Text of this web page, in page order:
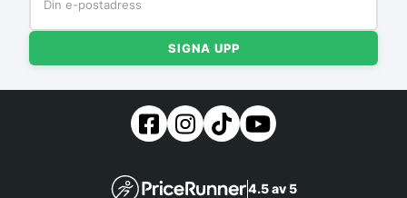
SIGNA UPP
4.5 av 5